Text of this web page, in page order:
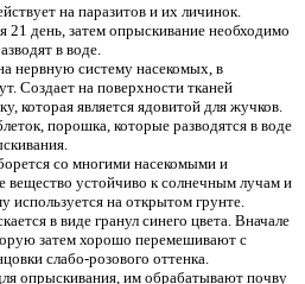
на паразитов и их личинок.
21 день, затем опрыскивание необходимо
в воде.
нервную систему насекомых, в
Создает на поверхности тканей
которая является ядовитой для жучков.
порошка, которые разводятся в воде
со многими насекомыми и
устойчиво к солнечным лучам и
на открытом грунте.
в виде гранул синего цвета. Вначале
затем хорошо перемешивают с
слабо-розового оттенка.
опрыскивания, им обрабатывают почву